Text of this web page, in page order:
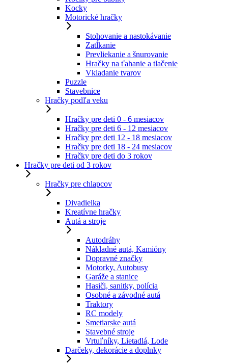
Kocky
Motorické hračky
Stohovanie a nastokávanie
Zatĺkanie
Prevliekanie a šnurovanie
Hračky na ťahanie a tlačenie
Vkladanie tvarov
Puzzle
Stavebnice
Hračky podľa veku
Hračky pre deti 0 - 6 mesiacov
Hračky pre deti 6 - 12 mesiacov
Hračky pre deti 12 - 18 mesiacov
Hračky pre deti 18 - 24 mesiacov
Hračky pre deti do 3 rokov
Hračky pre deti od 3 rokov
Hračky pre chlapcov
Divadielka
Kreatívne hračky
Autá a stroje
Autodráhy
Nákladné autá, Kamióny
Dopravné značky
Motorky, Autobusy
Garáže a stanice
Hasiči, sanitky, polícia
Osobné a závodné autá
Traktory
RC modely
Smetiarske autá
Stavebné stroje
Vrtuľníky, Lietadlá, Lode
Darčeky, dekorácie a doplnky